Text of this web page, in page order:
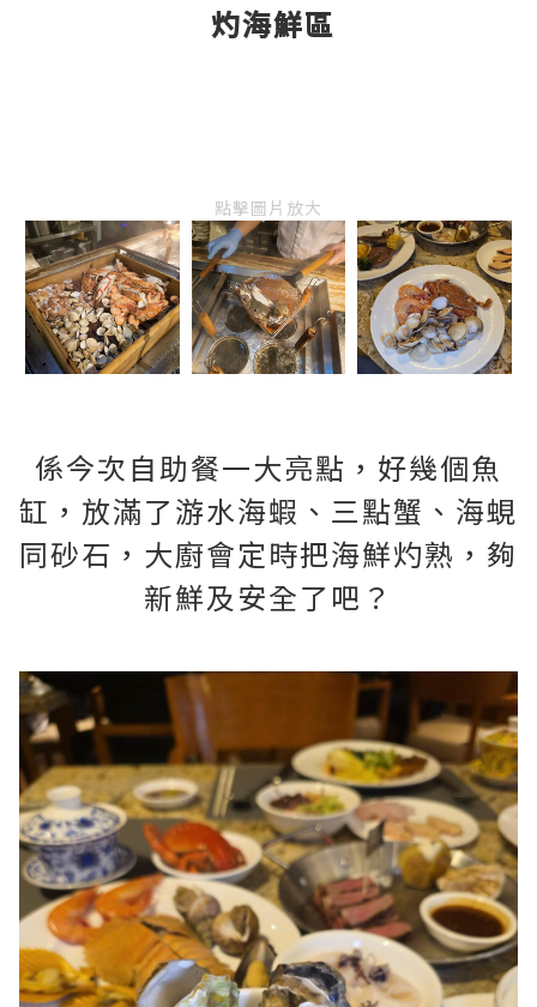
灼海鮮區
點擊圖片放大
係今次自助餐一大亮點，好幾個魚
缸，放滿了游水海蝦、三點蟹、海蜆
同砂石，大廚會定時把海鮮灼熟，夠
新鮮及安全了吧？